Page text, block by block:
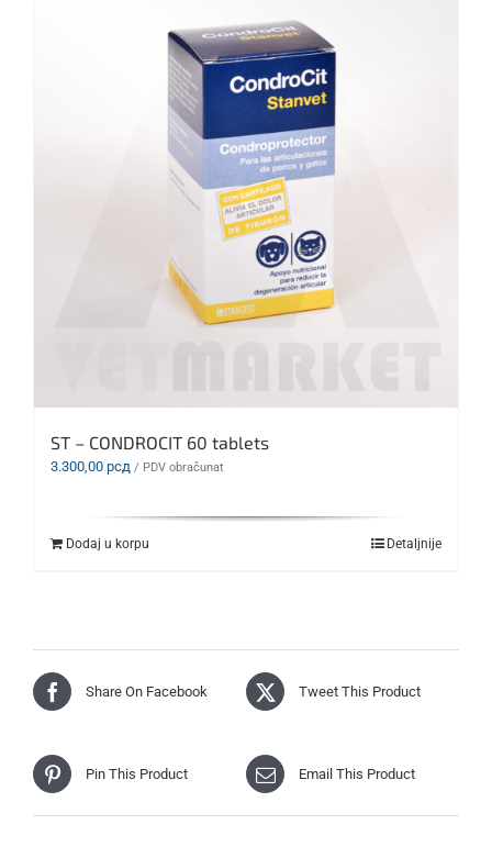
ST – CONDROCIT 60 tablets
3.300,00 рсд / PDV obračunat
Dodaj u korpu Detaljnije
Share On Facebook Tweet This Product
Pin This Product Email This Product